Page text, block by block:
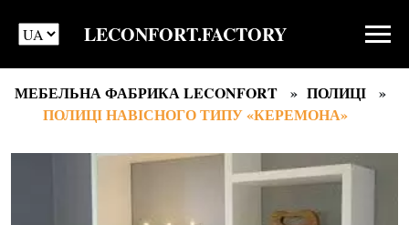
LECONFORT.FACTORY
МЕБЕЛЬНА ФАБРИКА LECONFORT
ПОЛИЦІ
ПОЛИЦІ НАВІСНОГО ТИПУ «КЕРЕМОНА»